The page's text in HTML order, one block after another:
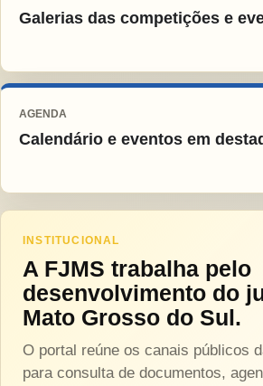
Galerias das competições e
AGENDA
Calendário e eventos em
INSTITUCIONAL
A FJMS trabalha pelo
desenvolvimento do
Mato Grosso do Sul.
O portal reúne os canais públicos
para consulta de documentos,